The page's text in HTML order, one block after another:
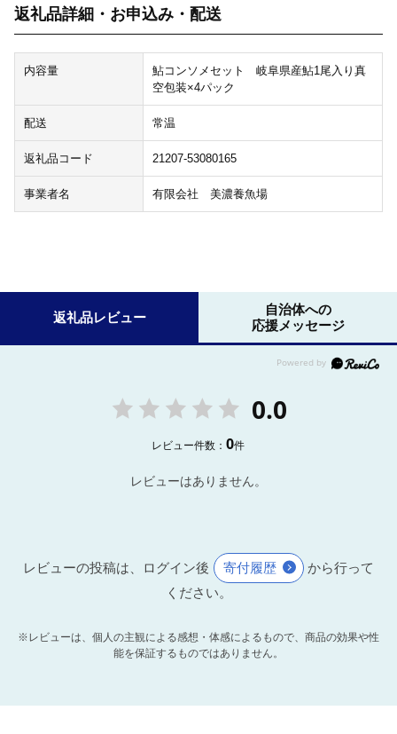
返礼品詳細・お申込み・配送
内容量
鮎コンソメセット 岐阜県産鮎1尾入り真
空包装×4パック
配送 常温
返礼品コード 21207-53080165
事業者名 有限会社 美濃養魚場
返礼品レビュー
自治体への
応援メッセージ
0.0
レビュー件数：0件
レビューはありません。
レビューの投稿は、ログイン後 寄付履歴
から行って
ください。
※レビューは、個人の主観による感想・体感によるもので、商品の効果や性
能を保証するものではありません。